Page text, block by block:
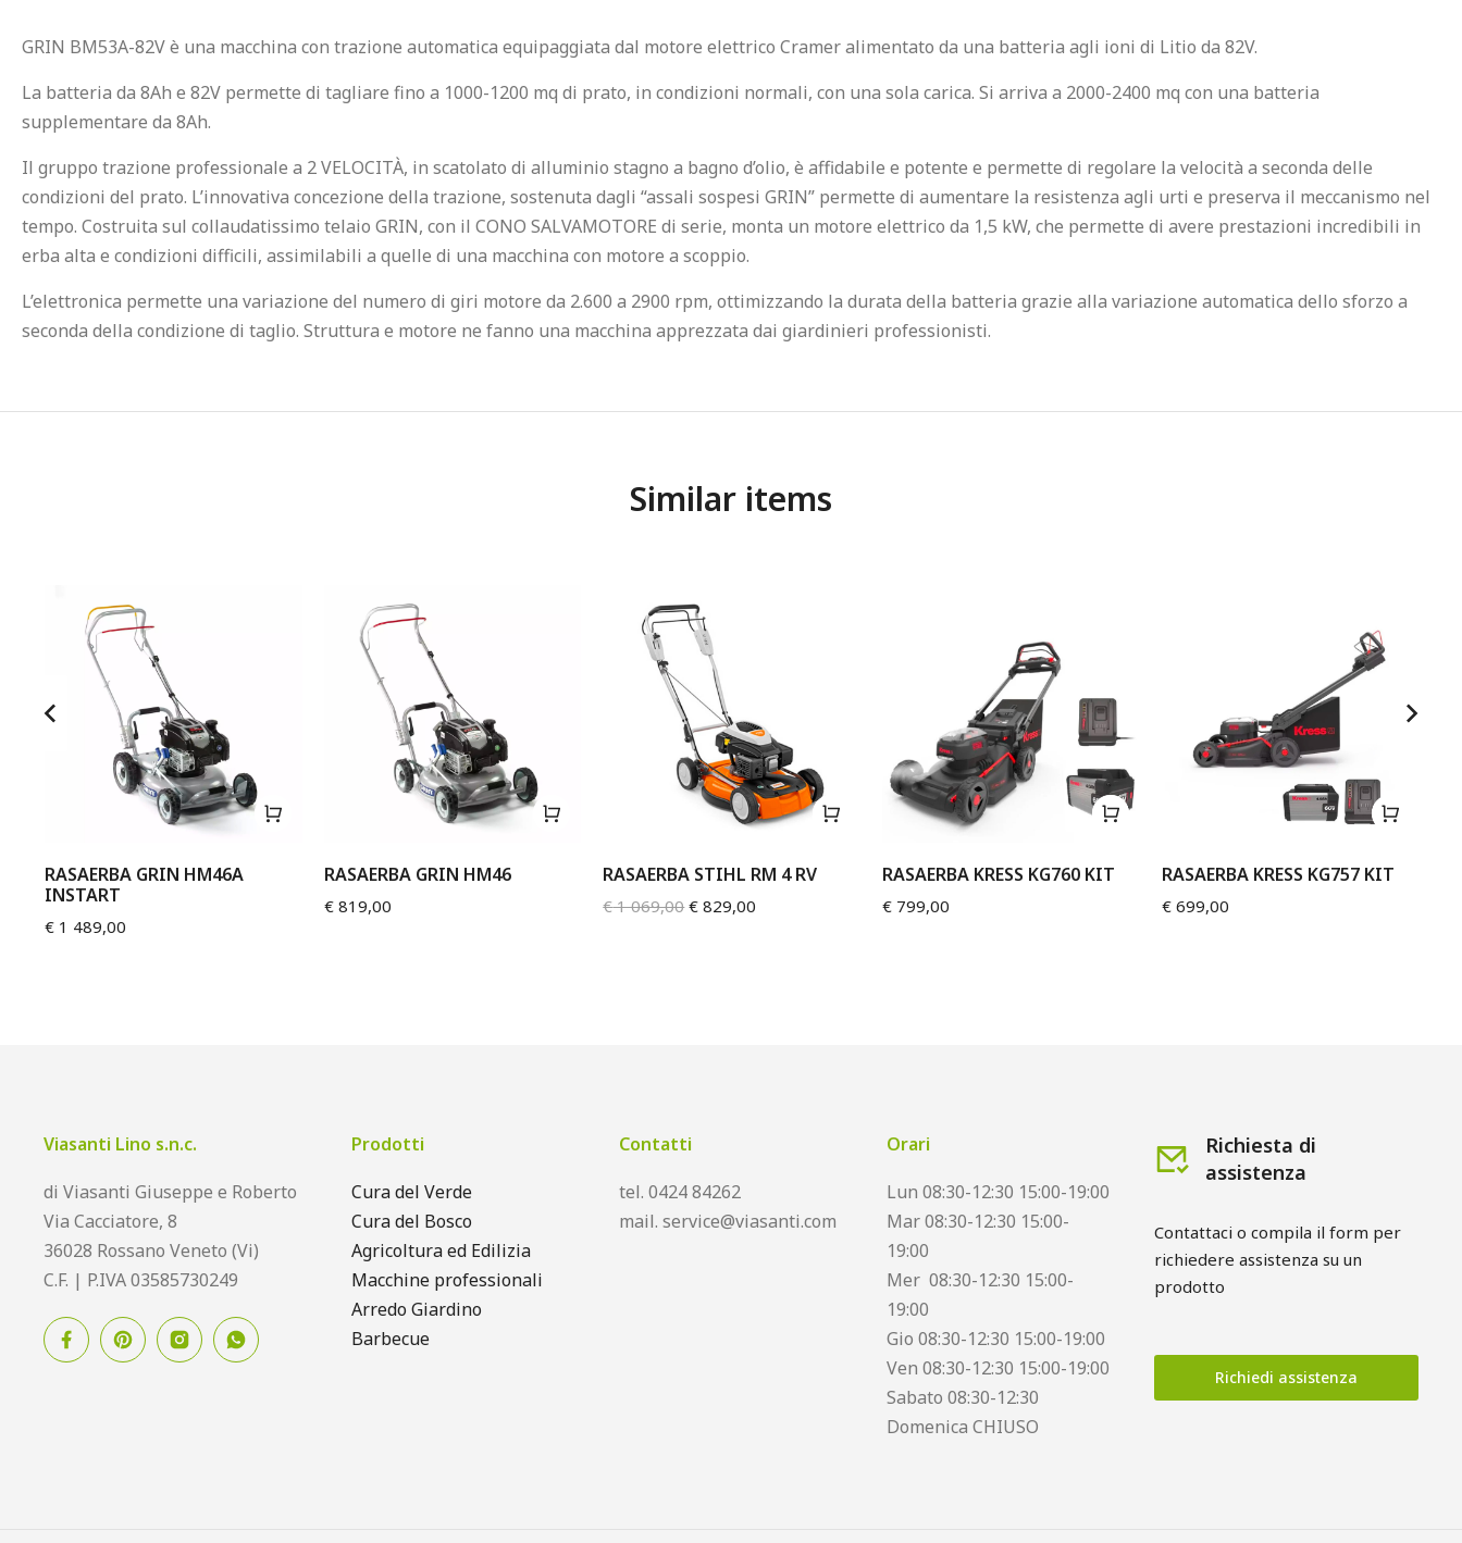
GRIN BM53A-82V è una macchina con trazione automatica equipaggiata dal motore elettrico Cramer alimentato da una batteria agli ioni di Litio da 82V.
La batteria da 8Ah e 82V permette di tagliare fino a 1000-1200 mq di prato, in condizioni normali, con una sola carica. Si arriva a 2000-2400 mq con una batteria
supplementare da 8Ah.
Il gruppo trazione professionale a 2 VELOCITÀ, in scatolato di alluminio stagno a bagno d’olio, è affidabile e potente e permette di regolare la velocità a seconda delle
condizioni del prato. L’innovativa concezione della trazione, sostenuta dagli “assali sospesi GRIN” permette di aumentare la resistenza agli urti e preserva il meccanismo nel
tempo. Costruita sul collaudatissimo telaio GRIN, con il CONO SALVAMOTORE di serie, monta un motore elettrico da 1,5 kW, che permette di avere prestazioni incredibili in
erba alta e condizioni difficili, assimilabili a quelle di una macchina con motore a scoppio.
L’elettronica permette una variazione del numero di giri motore da 2.600 a 2900 rpm, ottimizzando la durata della batteria grazie alla variazione automatica dello sforzo a
seconda della condizione di taglio. Struttura e motore ne fanno una macchina apprezzata dai giardinieri professionisti.
Similar items
RASAERBA GRIN HM46A
INSTART
€1 489,00
RASAERBA GRIN HM46
€819,00
RASAERBA STIHL RM 4 RV
€1 069,00 € 829,00
RASAERBA KRESS KG760 KIT
€ 799,00
RASAERBA KRESS KG757 KIT
€699,00
Viasanti Lino s.n.c.
di Viasanti Giuseppe e Roberto
Via Cacciatore, 8
36028 Rossano Veneto (Vi)
C.F. | P.IVA 03585730249
Prodotti
Cura del Verde
Cura del Bosco
Agricoltura ed Edilizia
Macchine professionali
Arredo Giardino
Barbecue
Contatti
tel. 0424 84262
mail. service@viasanti.com
Orari
Lun 08:30-12:30 15:00-19:00
Mar 08:30-12:30 15:00-
19:00
Mer 08:30-12:30 15:00-
19:00
Gio 08:30-12:30 15:00-19:00
Ven 08:30-12:30 15:00-19:00
Sabato 08:30-12:30
Domenica CHIUSO
Richiesta di
assistenza
Contattaci o compila il form per
richiedere assistenza su un
prodotto
Richiedi assistenza